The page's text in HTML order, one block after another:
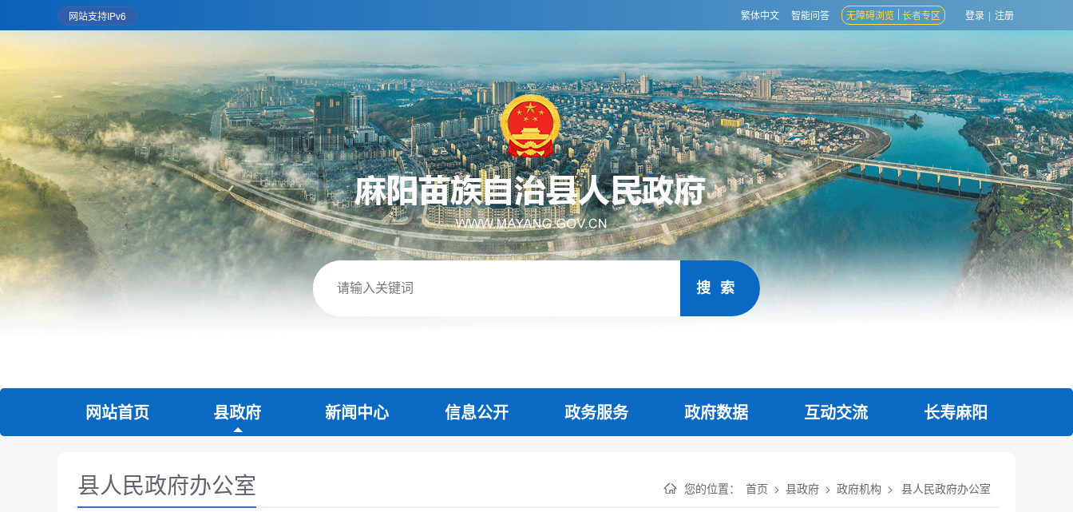
繁体中文 智能问答 无障碍浏览 长者专区 登录 | 注册
网站支持IPv6
网站首页 县政府 新闻中心 信息公开 政务服务 政府数据 互动交流 长寿麻阳
您的位置： 首页 > 县政府 > 政府机构 > 县人民政府办公室
县人民政府办公室